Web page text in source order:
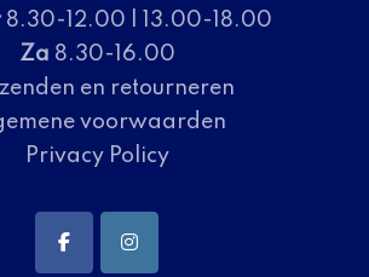
8.30-12.00 | 13.00-18.00
Za 8.30-16.00
en retourneren
voorwaarden
Privacy Policy